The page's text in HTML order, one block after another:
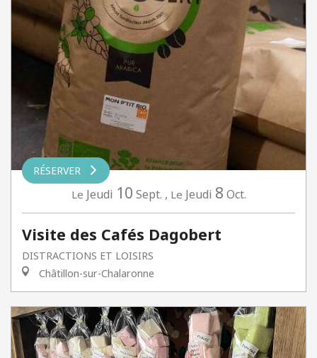
RÉSERVER
Le Jeudi 10 Sept. , Le Jeudi 8 Oct.
Visite des Cafés Dagobert
DISTRACTIONS ET LOISIRS
Châtillon-sur-Chalaronne